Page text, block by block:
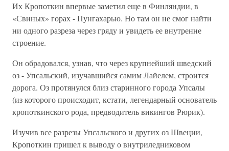
Их Кропоткин впервые заметил еще в Финляндии, в
«Свиных» горах - Пунгахарью. Но там он не смог найти
ни одного разреза через гряду и увидеть ее внутренне
строение.
Он обрадовался, узнав, что через крупнейший шведский
оз - Упсальский, изучавшийся самим Лайелем, строится
дорога. Оз протянулся близ старинного города Упсалы
(из которого происходит, кстати, легендарный основатель
кропоткинского рода, предводитель викингов Рюрик).
Изучив все разрезы Упсальского и других оз Швеции,
Кропоткин пришел к выводу о внутриледниковом